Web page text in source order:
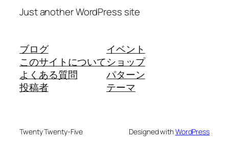
Just another WordPress site
ブログ
このサイトについて
よくある質問
投稿者
イベント
ショップ
パターン
テーマ
Twenty Twenty-Five Designed withWordPress